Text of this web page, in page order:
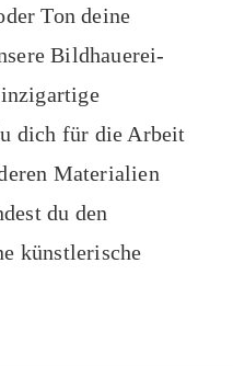
Ton deine
Bildhauerei-
dich für die Arbeit
Materialien
du den
künstlerische